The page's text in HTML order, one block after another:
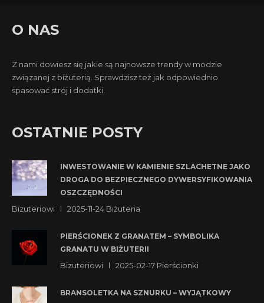
O NAS
Z nami dowiesz się jakie są najnowsze trendy w modzie
związanej z biżuterią. Sprawdzisz też jak odpowiednio
spasować strój i dodatki.
OSTATNIE POSTY
INWESTOWANIE W KAMIENIE SZLACHETNE JAKO
DROGA DO BEZPIECZNEGO DYWERSYFIKOWANIA
OSZCZĘDNOŚCI
Bizuteriowi 2025-11-24 Biżuteria
PIERŚCIONEK Z GRANATEM – SYMBOLIKA
GRANATU W BIŻUTERII
Bizuteriowi 2025-02-17 Pierścionki
BRANSOLETKA NA SZNURKU – WYJĄTKOWY